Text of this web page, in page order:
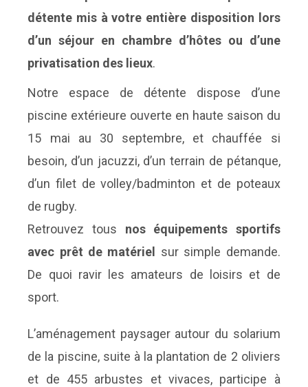
détente mis à votre entière disposition lors
d’un séjour en chambre d’hôtes ou d’une
privatisation des lieux.
Notre espace de détente dispose d’une
piscine extérieure ouverte en haute saison du
15 mai au 30 septembre, et chauffée si
besoin, d’un jacuzzi, d’un terrain de pétanque,
d’un filet de volley/badminton et de poteaux
de rugby.
Retrouvez tous nos équipements sportifs
avec prêt de matériel
sur simple demande.
De quoi ravir les amateurs de loisirs et de
sport.
L’aménagement paysager autour du solarium
de la piscine, suite à la plantation de 2 oliviers
et de 455 arbustes et vivaces, participe à